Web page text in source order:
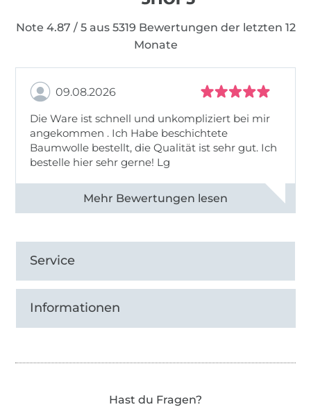
Note 4.87 / 5 aus 5319 Bewertungen der letzten 12
Monate
09.08.2026
Die Ware ist schnell und unkompliziert bei mir
angekommen . Ich Habe beschichtete
Baumwolle bestellt, die Qualität ist sehr gut. Ich
bestelle hier sehr gerne! Lg
Alle 83031 Bewertungen ansehen
Service
Informationen
Hast du Fragen?